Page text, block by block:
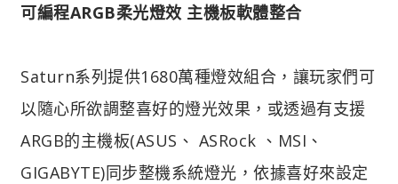
可編程ARGB柔光燈效 主機板軟體整合
Saturn系列提供1680萬種燈效組合，讓玩家們可
以隨心所欲調整喜好的燈光效果，或透過有支援
ARGB的主機板(ASUS、 ASRock 、MSI、
GIGABYTE)同步整機系統燈光，依據喜好來設定